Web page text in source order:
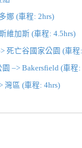
娜 (車程: 2hrs)
維加斯 (車程: 4.5hrs)
死亡谷國家公園 (車程
–> Bakersfield (車程:
灣區 (車程: 4hrs)